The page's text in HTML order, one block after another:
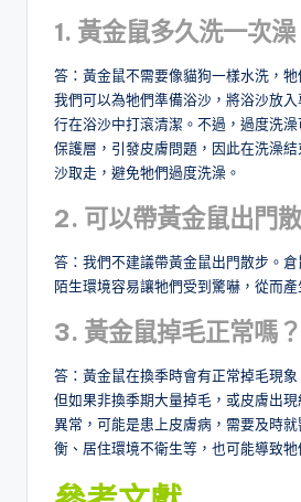
1. 黃金鼠多久洗一次澡
答：黃金鼠不需要像貓狗一樣水洗，牠
我們可以為牠們準備浴沙，將浴沙放
行在浴沙中打滾清潔。不過，過度洗
保護層，引發皮膚問題，因此在洗澡
沙取走，避免牠們過度洗澡。
2. 可以帶黃金鼠出門
答：我們不建議帶黃金鼠出門散步。
陌生環境容易讓牠們受到驚嚇，從而產
3. 黃金鼠掉毛正常嗎？
答：黃金鼠在換季時會有正常掉毛現象
但如果非換季期大量掉毛，或皮膚出
異常，可能是患上皮膚病，需要及時
衡、居住環境不衛生等，也可能導致牠